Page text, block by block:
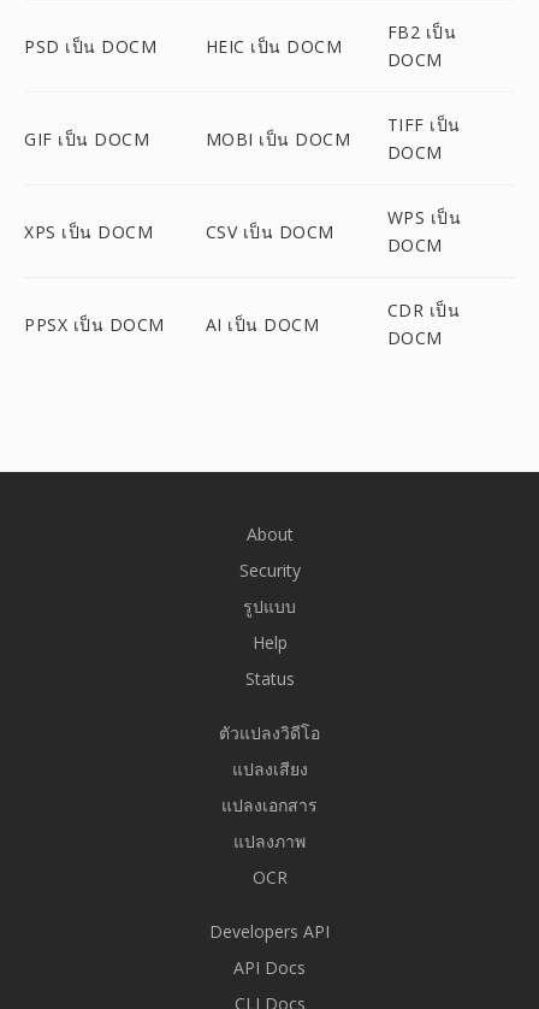
PSD เป็น DOCM HEIC เป็น DOCM
FB2 เป็น
DOCM
GIF เป็น DOCM MOBI เป็น DOCM
TIFF เป็น
DOCM
XPS เป็น DOCM CSV เป็น DOCM
WPS เป็น
DOCM
PPSX เป็น DOCM AI เป็น DOCM
CDR เป็น
DOCM
About
Security
รูปแบบ
Help
Status
ตัวแปลงวิดีโอ
แปลงเสียง
แปลงเอกสาร
แปลงภาพ
OCR
Developers API
API Docs
CLI Docs